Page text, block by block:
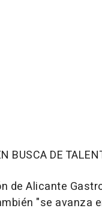
BUSCA DE
de Alicante
"se avanza